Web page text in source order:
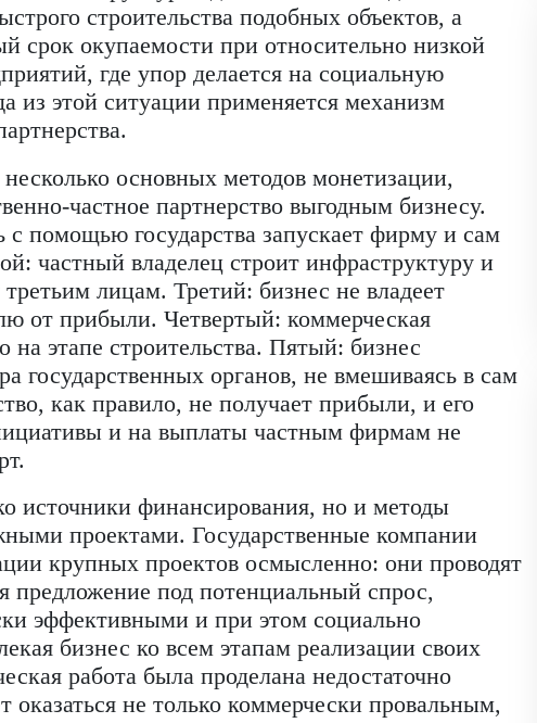
лет Россия активно модернизирует
построена трасса М11 Москва —
новые аэропорты и др. После закрытия
популярность внутренний туризм,
новых объектов, отметил Глеб
проблема масштабных инфраструктурных
У госструктур недостаточно
и быстрого строительства подобных
срок окупаемости при относительно
где упор делается на
из этой ситуации применяется
партнерства.
несколько основных методов
частное партнерство выгодным
с помощью государства запускает
частный владелец строит
третьим лицам. Третий: бизнес не
долю от прибыли. Четвертый:
на этапе строительства. Пятый: бизнес
государственных органов, не